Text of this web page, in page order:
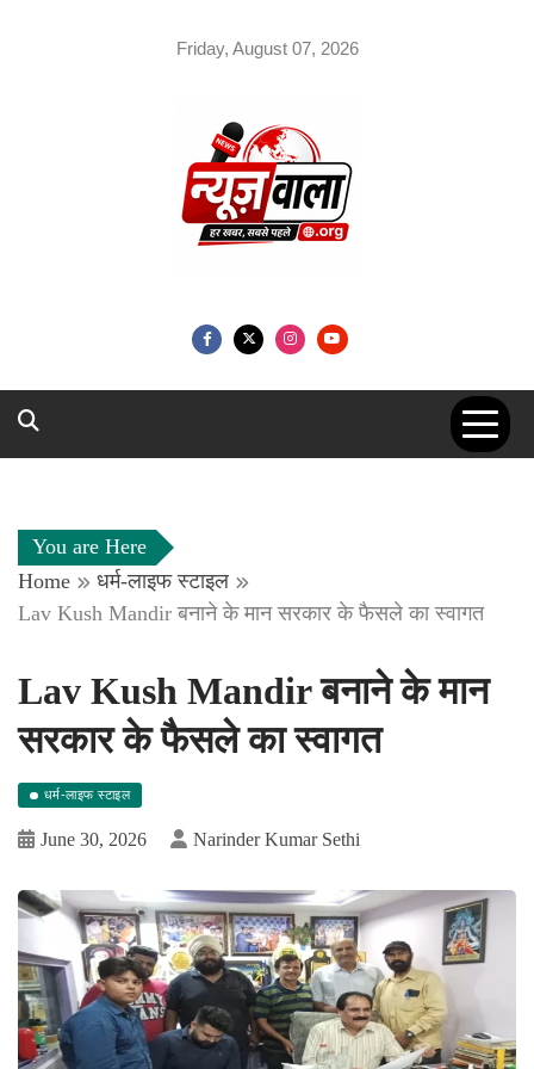
Friday, August 07, 2026
You are Here
Home
धर्म-लाइफ स्टाइल
Lav Kush Mandir बनाने के मान सरकार के फैसले का स्वागत
Lav Kush Mandir बनाने के मान
सरकार के फैसले का स्वागत
धर्म-लाइफ स्टाइल
June 30, 2026 Narinder Kumar Sethi